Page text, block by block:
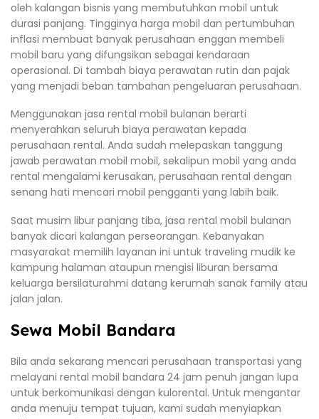
oleh kalangan bisnis yang membutuhkan mobil untuk
durasi panjang. Tingginya harga mobil dan pertumbuhan
inflasi membuat banyak perusahaan enggan membeli
mobil baru yang difungsikan sebagai kendaraan
operasional. Di tambah biaya perawatan rutin dan pajak
yang menjadi beban tambahan pengeluaran perusahaan.
Menggunakan jasa rental mobil bulanan berarti
menyerahkan seluruh biaya perawatan kepada
perusahaan rental. Anda sudah melepaskan tanggung
jawab perawatan mobil mobil, sekalipun mobil yang anda
rental mengalami kerusakan, perusahaan rental dengan
senang hati mencari mobil pengganti yang labih baik.
Saat musim libur panjang tiba, jasa rental mobil bulanan
banyak dicari kalangan perseorangan. Kebanyakan
masyarakat memilih layanan ini untuk traveling mudik ke
kampung halaman ataupun mengisi liburan bersama
keluarga bersilaturahmi datang kerumah sanak family atau
jalan jalan.
Sewa Mobil Bandara
Bila anda sekarang mencari perusahaan transportasi yang
melayani rental mobil bandara 24 jam penuh jangan lupa
untuk berkomunikasi dengan kulorental. Untuk mengantar
anda menuju tempat tujuan, kami sudah menyiapkan